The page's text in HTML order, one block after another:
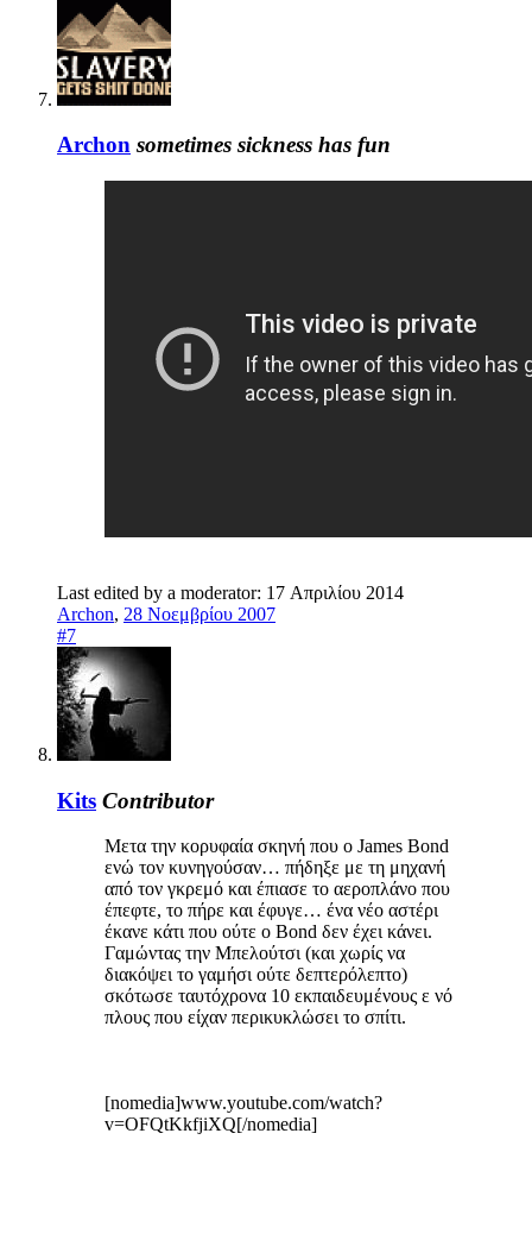
Archon sometimes sickness has fun
Last edited by a moderator: 17 Απριλίου 2014
Archon, 28 Νοεμβρίου 2007
#7
Kits Contributor
Μετα την κορυφαία σκηνή που ο James Bond
ενώ τον κυνηγούσαν… πήδηξε με τη μηχανή
από τον γκρεμό και έπιασε το αεροπλάνο που
έπεφτε, το πήρε και έφυγε… ένα νέο αστέρι
έκανε κάτι που ούτε ο Bond δεν έχει κάνει.
Γαμώντας την Μπελούτσι (και χωρίς να
διακόψει το γαμήσι ούτε δεπτερόλεπτο)
σκότωσε ταυτόχρονα 10 εκπαιδευμένους ε νό
πλους που είχαν περικυκλώσει το σπίτι.
[nomedia]www.youtube.com/watch?
v=OFQtKkfjiXQ[/nomedia]